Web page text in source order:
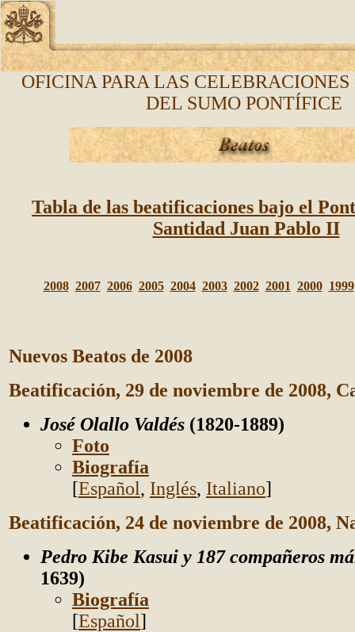
OFICINA PARA LAS
DEL SUMO PONTÍFICE
Tabla de las beatificaciones bajo el
Santidad Juan Pablo II
2008 2007 2006 2005 2004 2003 2002 2001 2000 1999
Nuevos Beatos de 2008
Beatificación, 29 de noviembre de 2008,
José Olallo Valdés (1820-1889)
Foto
Biografía
[Español, Inglés, Italiano]
Beatificación, 24 de noviembre de 2008,
Pedro Kibe Kasui y 187 compañeros
1639)
Biografía
[Español]